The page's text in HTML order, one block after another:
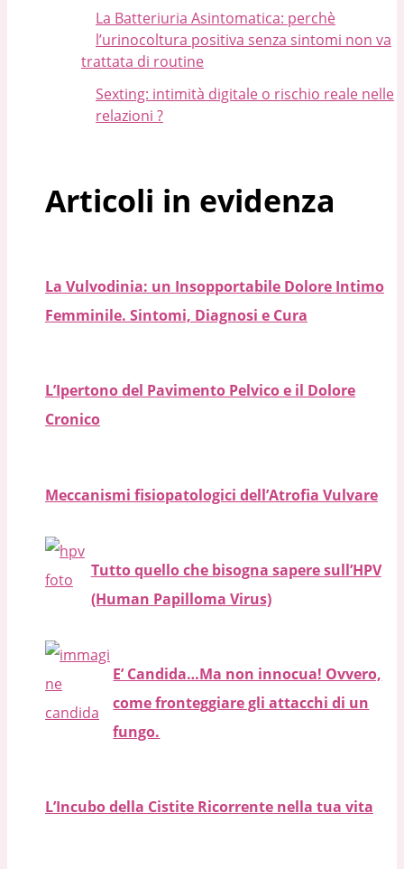
La Batteriuria Asintomatica: perchè
l’urinocoltura positiva senza sintomi non va
trattata di routine
Sexting: intimità digitale o rischio reale nelle
relazioni ?
Articoli in evidenza
La Vulvodinia: un Insopportabile Dolore Intimo
Femminile. Sintomi, Diagnosi e Cura
L’Ipertono del Pavimento Pelvico e il Dolore
Cronico
Meccanismi fisiopatologici dell’Atrofia Vulvare
Tutto quello che bisogna sapere sull’HPV
(Human Papilloma Virus)
E’ Candida…Ma non innocua! Ovvero,
come fronteggiare gli attacchi di un
fungo.
L’Incubo della Cistite Ricorrente nella tua vita